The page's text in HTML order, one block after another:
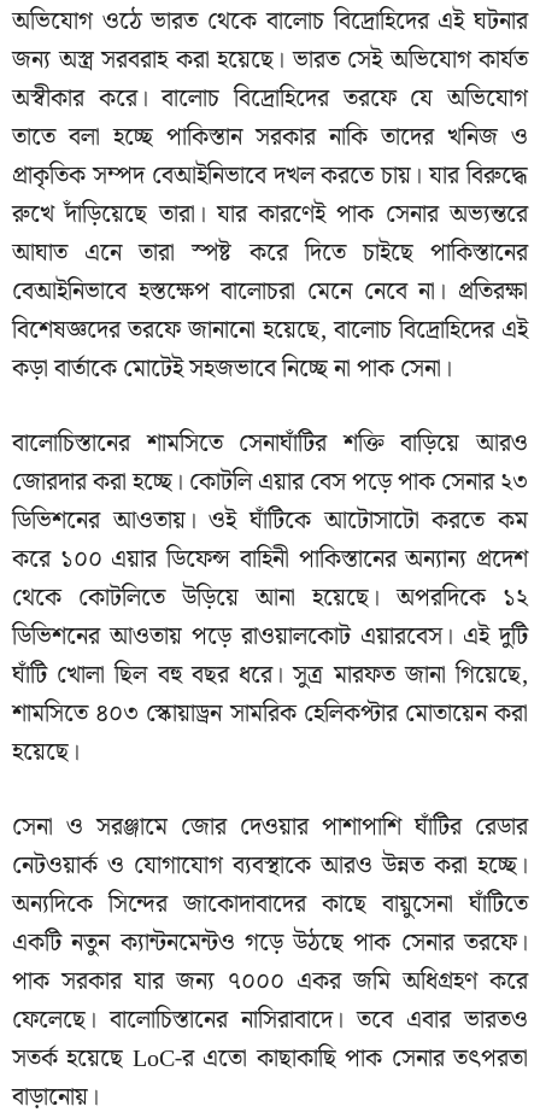
অভিযোগ ওঠে ভারত থেকে বালোচ বিদ্রোহিদের এই ঘটনার
জন্য অস্ত্র সরবরাহ করা হয়েছে। ভারত সেই অভিযোগ কার্যত
অস্বীকার করে। বালোচ বিদ্রোহিদের তরফে যে অভিযোগ
তাতে বলা হচ্ছে পাকিস্তান সরকার নাকি তাদের খনিজ ও
প্রাকৃতিক সম্পদ বেআইনিভাবে দখল করতে চায়। যার বিরুদ্ধে
রুখে দাঁড়িয়েছে তারা। যার কারণেই পাক সেনার অভ্যন্তরে
আঘাত এনে তারা স্পষ্ট করে দিতে চাইছে পাকিস্তানের
বেআইনিভাবে হস্তক্ষেপ বালোচরা মেনে নেবে না। প্রতিরক্ষা
বিশেষজ্ঞদের তরফে জানানো হয়েছে, বালোচ বিদ্রোহিদের এই
কড়া বার্তাকে মোটেই সহজভাবে নিচ্ছে না পাক সেনা।
বালোচিস্তানের শামসিতে সেনাঘাঁটির শক্তি বাড়িয়ে আরও
জোরদার করা হচ্ছে। কোটলি এয়ার বেস পড়ে পাক সেনার ২৩
ডিভিশনের আওতায়। ওই ঘাঁটিকে আটোসাটো করতে কম
করে ১০০ এয়ার ডিফেন্স বাহিনী পাকিস্তানের অন্যান্য প্রদেশ
থেকে কোটলিতে উড়িয়ে আনা হয়েছে। অপরদিকে ১২
ডিভিশনের আওতায় পড়ে রাওয়ালকোট এয়ারবেস। এই দুটি
ঘাঁটি খোলা ছিল বহু বছর ধরে। সুত্র মারফত জানা গিয়েছে,
শামসিতে ৪০৩ স্কোয়াড্রন সামরিক হেলিকপ্টার মোতায়েন করা
হয়েছে।
সেনা ও সরঞ্জামে জোর দেওয়ার পাশাপাশি ঘাঁটির রেডার
নেটওয়ার্ক ও যোগাযোগ ব্যবস্থাকে আরও উন্নত করা হচ্ছে।
অন্যদিকে সিন্দের জাকোদাবাদের কাছে বায়ুসেনা ঘাঁটিতে
একটি নতুন ক্যান্টনমেন্টও গড়ে উঠছে পাক সেনার তরফে।
পাক সরকার যার জন্য ৭০০০ একর জমি অধিগ্রহণ করে
ফেলেছে। বালোচিস্তানের নাসিরাবাদে। তবে এবার ভারতও
সতর্ক হয়েছে LoC-র এতো কাছাকাছি পাক সেনার তৎপরতা
বাড়ানোয়।